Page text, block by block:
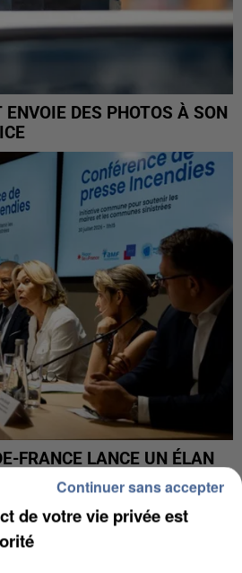
ENVOIE DES PHOTOS À SON
FRANCE LANCE UN ÉLAN
LES...
de votre vie privée est
Continuer sans accepter